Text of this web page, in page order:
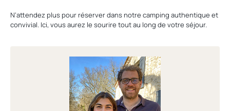
N’attendez plus pour réserver dans notre camping authentique et
convivial. Ici, vous aurez le sourire tout au long de votre séjour.